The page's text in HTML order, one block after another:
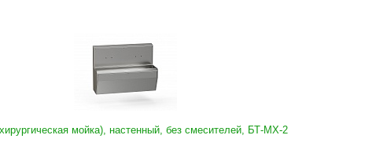
мойка), настенный, без смесителей, БТ-МХ-2